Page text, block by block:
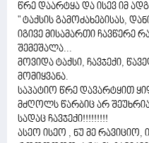
წრე დაარტყა და ისევ იმ
" ტაქსის გამოძახებისას,
იგივე მისამართი ჩავწერე
შემეშალა...
მოვიდა ტაქსი, ჩავჯექი,
მომიყვანა.
საპატიო წრე დავარტყით
მძღოლს წარბიც არ შეუხრია
სადაც ჩავჯექი!!!!!!!!!
ასეო ისეო , ნუ მე